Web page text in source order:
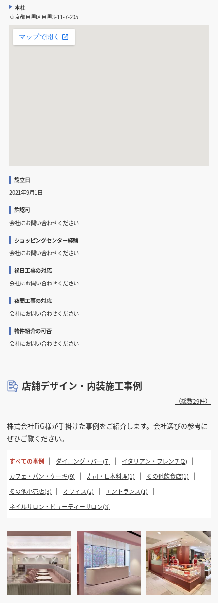
本社
東京都目黒区目黒3-11-7-205
設立日
2021年9月1日
許認可
会社にお問い合わせください
ショッピングセンター経験
会社にお問い合わせください
祝日工事の対応
会社にお問い合わせください
夜間工事の対応
会社にお問い合わせください
物件紹介の可否
会社にお問い合わせください
店舗デザイン・内装施工事例
（総数29件）
株式会社FiG様が手掛けた事例をご紹介します。会社選びの参考に
ぜひご覧ください。
すべての事例 ダイニング・バー(7)
イタリアン・フレンチ(2)
カフェ・パン・ケーキ(9)
寿司・日本料理(1)
その他飲食店(1)
その他小売店(3)
オフィス(2)
エントランス(1)
ネイルサロン・ビューティーサロン(3)